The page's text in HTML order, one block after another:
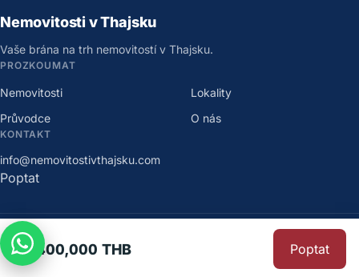
18,400,000 THB Poptat
Nemovitosti v Thajsku
Vaše brána na trh nemovitostí v Thajsku.
PROZKOUMAT
Nemovitosti
Lokality
Průvodce
O nás
KONTAKT
info@nemovitostivthajsku.com
Poptat
© 2026 Nemovitosti v Thajsku
Ochrana osobních údajů Podmínky užití